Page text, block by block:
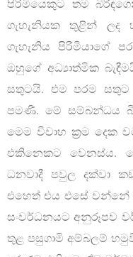
පිරිමියෙකුට තම
ගැහැනියක තුළින් ලද
ගැහැනිය පිරිමියාගේ
ඔහුගේ අධ්‍යාත්මික
සතුටයි. එම පරම සතුට
පමණි. මේ සම්බන්ධය
මෙම විවාහ ක්‍රම දෙක
එකිනෙකට වෙනස්ය.
ධනවාදී පවුල දක්වා
එහෙත් එය එසේ වන්නේ
සංවර්ධනයට අනුරූපව
තුළ පසුගාමි අම්බලම්